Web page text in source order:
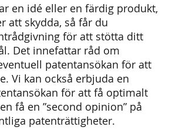
en idé eller en färdig produkt,
att skydda, så får du
för att stötta ditt
Det innefattar råd om
patentansökan för att
Vi kan också erbjuda en
för att få optimalt
få en ”second opinion” på
patenträttigheter.